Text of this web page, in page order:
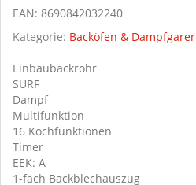
EAN: 8690842032240
Kategorie: Backöfen & Dampfgarer
Einbaubackrohr
SURF
Dampf
Multifunktion
16 Kochfunktionen
Timer
EEK: A
1-fach Backblechauszug